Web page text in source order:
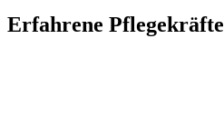
Erfahrene Pflegekräfte